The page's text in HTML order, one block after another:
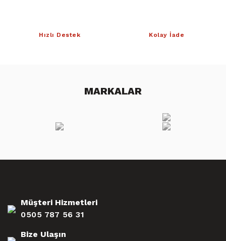
Hızlı Destek Kolay İade
MARKALAR
Müşteri Hizmetleri
0505 787 56 31
Bize Ulaşın